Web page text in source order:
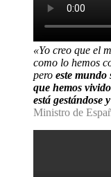
«Yo creo que el
como lo hemos
pero este mundo
que hemos
está gestándose
Ministro de